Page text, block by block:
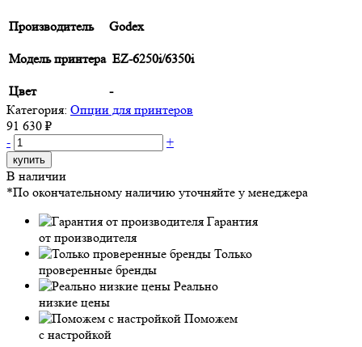
Производитель Godex
Модель принтера EZ-6250i/6350i
Цвет
-
Категория: Опции для принтеров
91 630 ₽
-
+
купить
В наличии
*По окончательному наличию уточняйте у менеджера
Гарантия
от производителя
Только
проверенные бренды
Реально
низкие цены
Поможем
с настройкой